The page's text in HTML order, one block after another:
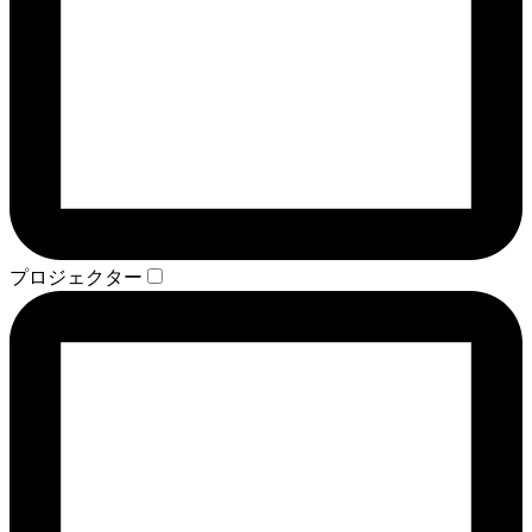
プロジェクター